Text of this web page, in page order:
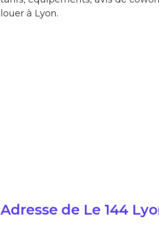
louer à Lyon.
Adresse de Le 144